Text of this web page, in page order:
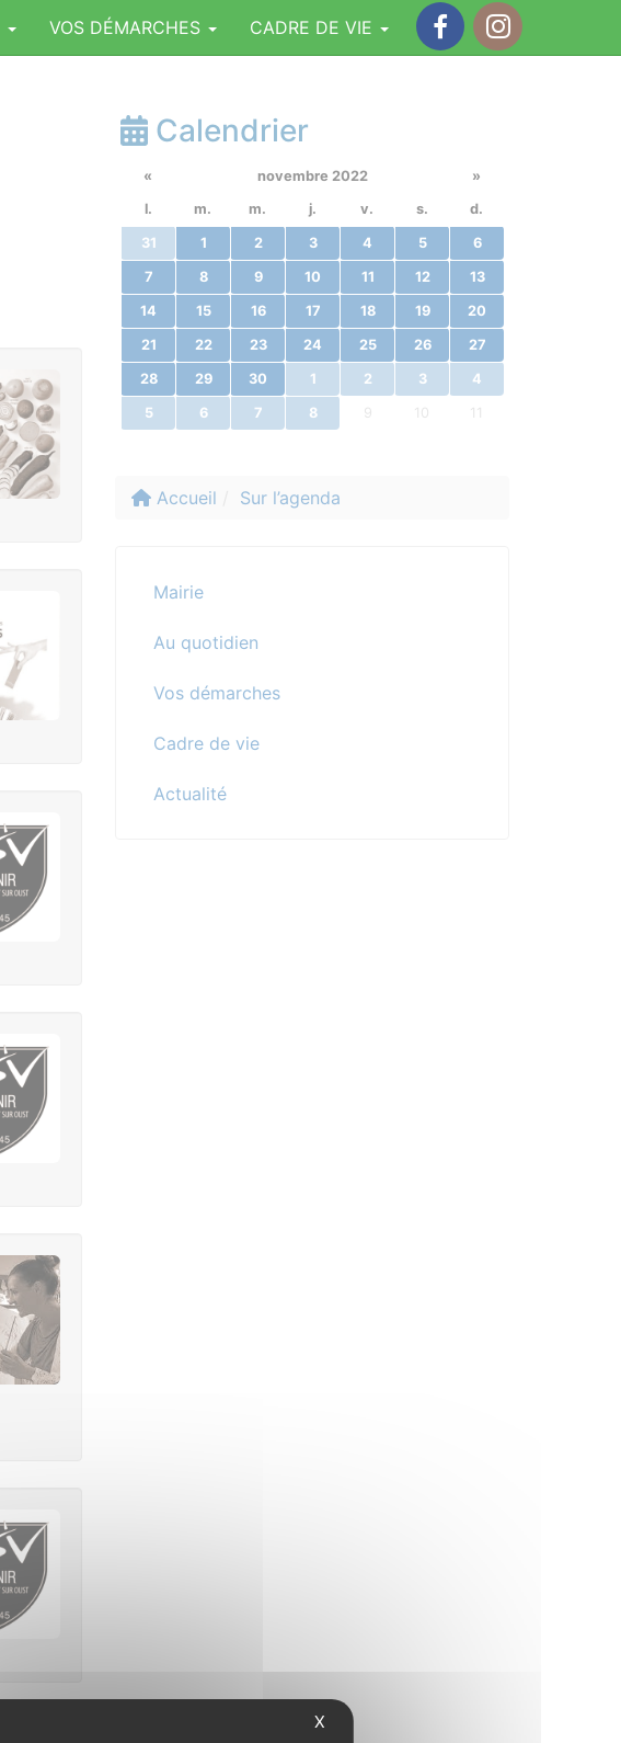
VOS DÉMARCHES
CADRE DE VIE
Calendrier
« novembre 2022
»
l.
m. m. j. v. s. d.
31 1 2 3 4 5 6
7 8 9 10 11 12 13
14 15 16 17 18 19 20
21 22 23 24 25 26 27
28 29 30 1 2 3 4
5 6 7 8 9 10
Accueil Sur l’agenda
Mairie
Au quotidien
Vos démarches
Cadre de vie
Actualité
X